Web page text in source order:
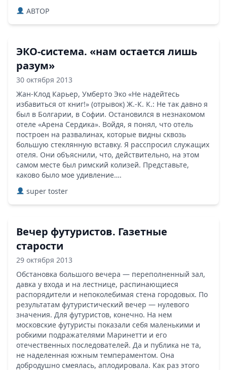
ABTOP
ЭКО-система. «нам остается лишь
разум»
30 октября 2013
Жан-Клод Карьер, Умберто Эко «Не надейтесь
избавиться от книг!» (отрывок) Ж.-К. К.: Не так давно я
был в Болгарии, в Софии. Остановился в незнакомом
отеле «Арена Сердика». Войдя, я понял, что отель
построен на развалинах, которые видны сквозь
большую стеклянную вставку. Я расспросил служащих
отеля. Они объяснили, что, действительно, на этом
самом месте был римский колизей. Представьте,
каково было мое удивление….
super toster
Вечер футуристов. Газетные
старости
29 октября 2013
Обстановка большого вечера — переполненный зал,
давка у входа и на лестнице, распинающиеся
распорядители и непоколебимая стена городовых. По
результатам футуристический вечер — нулевого
значения. Для футуристов, конечно. На нем
московские футуристы показали себя маленькими и
робкими подражателями Маринетти и его
отечественных последователей. Да и публика не та,
не наделенная южным темпераментом. Она
добродушно смеялась, аплодировала. Как раз этого